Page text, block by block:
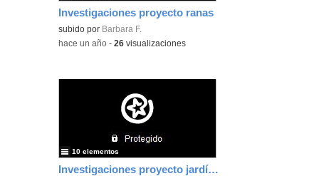
Investigaciones proyecto ranas
subido por Barbara F.
-hace un año -26 visualizaciones
Investigaciones proyecto jardín y huerto
10 elementos